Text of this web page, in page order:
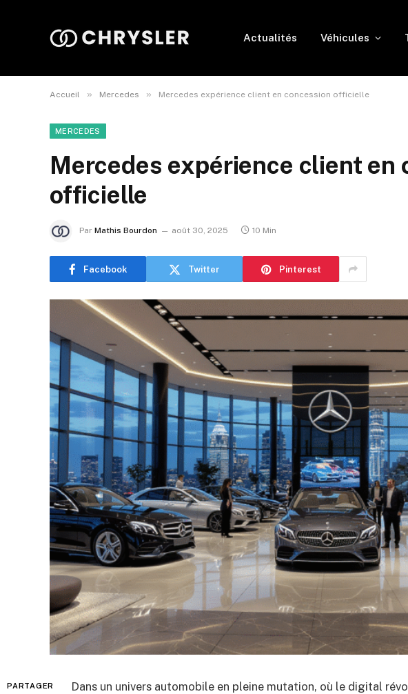
Actualités Véhicules
Accueil » Mercedes » Mercedes expérience client en concession officielle
MERCEDES
Mercedes expérience client en
officielle
Par Mathis Bourdon août 30, 2025 10 Min
Facebook Twitter Pinterest
PARTAGER
Dans un univers automobile en pleine mutation, où le digital